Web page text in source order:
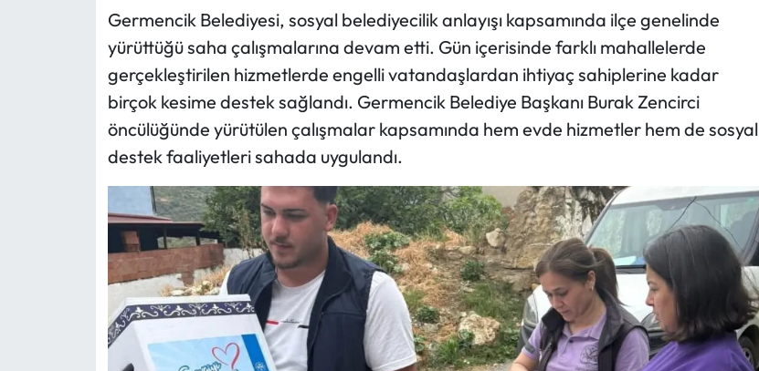
Germencik Belediyesi, sosyal belediyecilik anlayışı kapsamında ilçe genelinde
yürüttüğü saha çalışmalarına devam etti. Gün içerisinde farklı mahallelerde
gerçekleştirilen hizmetlerde engelli vatandaşlardan ihtiyaç sahiplerine kadar
birçok kesime destek sağlandı. Germencik Belediye Başkanı Burak Zencirci
öncülüğünde yürütülen çalışmalar kapsamında hem evde hizmetler hem de sosyal
destek faaliyetleri sahada uygulandı.
HABER İLAN